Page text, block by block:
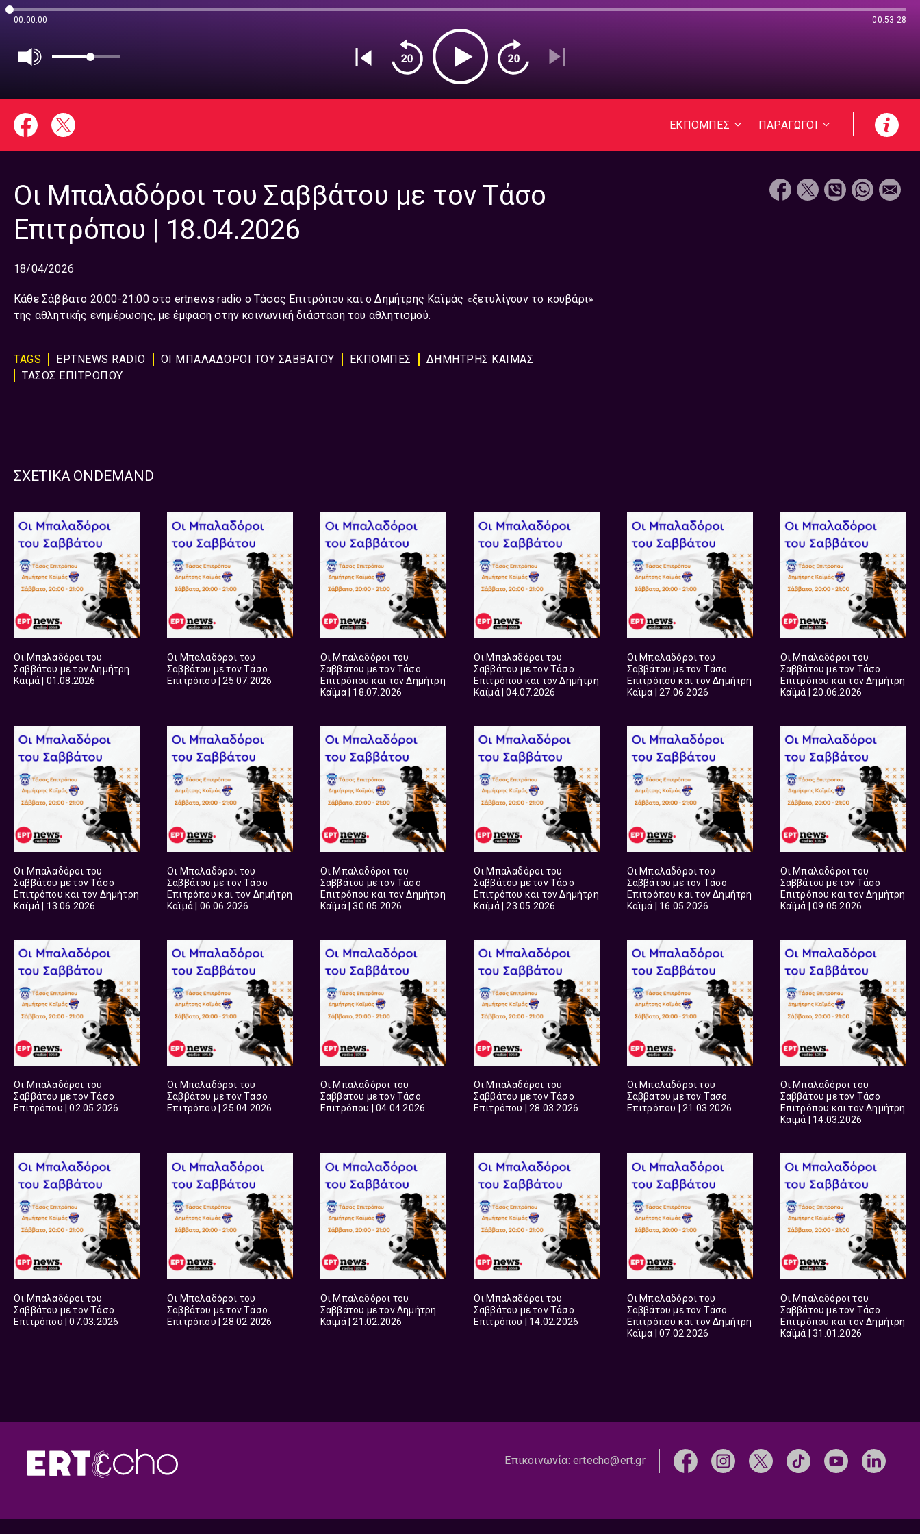
00:00:00 00:53:28
ΕΚΠΟΜΠΕΣ ΠΑΡΑΓΩΓΟΙ
Οι Μπαλαδόροι του Σαββάτου με τον Τάσο
Επιτρόπου | 18.04.2026
18/04/2026
Κάθε Σάββατο 20:00-21:00 στο ertnews radio ο Τάσος Επιτρόπου και ο Δημήτρης Καϊμάς «ξετυλίγουν το κουβάρι»
της αθλητικής ενημέρωσης, με έμφαση στην κοινωνική διάσταση του αθλητισμού.
TAGS ΕΡΤNEWS RADIO ΟΙ ΜΠΑΛΑΔΟΡΟΙ ΤΟΥ ΣΑΒΒΑΤΟΥ ΕΚΠΟΜΠΈΣ
ΔΗΜΗΤΡΗΣ ΚΑΙΜΑΣ
ΤΑΣΟΣ ΕΠΙΤΡΟΠΟΥ
ΣΧΕΤΙΚΑ ONDEMAND
Οι Μπαλαδόροι του
Σαββάτου με τον Δημήτρη
Καϊμά | 01.08.2026
Οι Μπαλαδόροι του
Σαββάτου με τον Τάσο
Επιτρόπου | 25.07.2026
Οι Μπαλαδόροι του
Σαββάτου με τον Τάσο
Επιτρόπου και τον Δημήτρη
Καϊμά | 18.07.2026
Οι Μπαλαδόροι του
Σαββάτου με τον Τάσο
Επιτρόπου και τον Δημήτρη
Καϊμά | 04.07.2026
Οι Μπαλαδόροι του
Σαββάτου με τον Τάσο
Επιτρόπου και τον Δημήτρη
Καϊμά | 27.06.2026
Οι Μπαλαδόροι του
Σαββάτου με τον Τάσο
Επιτρόπου και τον Δημήτρη
Καϊμά | 20.06.2026
Οι Μπαλαδόροι του
Σαββάτου με τον Τάσο
Επιτρόπου και τον Δημήτρη
Καϊμά | 13.06.2026
Οι Μπαλαδόροι του
Σαββάτου με τον Τάσο
Επιτρόπου και τον Δημήτρη
Καϊμά | 06.06.2026
Οι Μπαλαδόροι του
Σαββάτου με τον Τάσο
Επιτρόπου και τον Δημήτρη
Καϊμά | 30.05.2026
Οι Μπαλαδόροι του
Σαββάτου με τον Τάσο
Επιτρόπου και τον Δημήτρη
Καϊμά | 23.05.2026
Οι Μπαλαδόροι του
Σαββάτου με τον Τάσο
Επιτρόπου και τον Δημήτρη
Καϊμά | 16.05.2026
Οι Μπαλαδόροι του
Σαββάτου με τον Τάσο
Επιτρόπου και τον Δημήτρη
Καϊμά | 09.05.2026
Οι Μπαλαδόροι του
Σαββάτου με τον Τάσο
Επιτρόπου | 02.05.2026
Οι Μπαλαδόροι του
Σαββάτου με τον Τάσο
Επιτρόπου | 25.04.2026
Οι Μπαλαδόροι του
Σαββάτου με τον Τάσο
Επιτρόπου | 04.04.2026
Οι Μπαλαδόροι του
Σαββάτου με τον Τάσο
Επιτρόπου | 28.03.2026
Οι Μπαλαδόροι του
Σαββάτου με τον Τάσο
Επιτρόπου | 21.03.2026
Οι Μπαλαδόροι του
Σαββάτου με τον Τάσο
Επιτρόπου και τον Δημήτρη
Καϊμά | 14.03.2026
Οι Μπαλαδόροι του
Σαββάτου με τον Τάσο
Επιτρόπου | 07.03.2026
Οι Μπαλαδόροι του
Σαββάτου με τον Τάσο
Επιτρόπου | 28.02.2026
Οι Μπαλαδόροι του
Σαββάτου με τον Δημήτρη
Καϊμά | 21.02.2026
Οι Μπαλαδόροι του
Σαββάτου με τον Τάσο
Επιτρόπου | 14.02.2026
Οι Μπαλαδόροι του
Σαββάτου με τον Τάσο
Επιτρόπου και τον Δημήτρη
Καϊμά | 07.02.2026
Οι Μπαλαδόροι του
Σαββάτου με τον Τάσο
Επιτρόπου και τον Δημήτρη
Καϊμά | 31.01.2026
Επικοινωνία:ertecho@ert.gr